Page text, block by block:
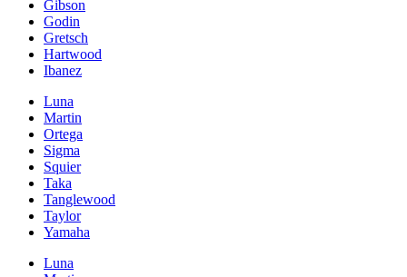
Gibson
Godin
Gretsch
Hartwood
Ibanez
Luna
Martin
Ortega
Sigma
Squier
Taka
Tanglewood
Taylor
Yamaha
Luna